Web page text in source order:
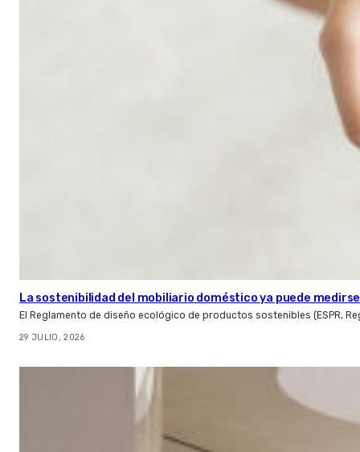
La sostenibilidad del mobiliario doméstico ya puede
El Reglamento de diseño ecológico de productos sostenibles (ESPR,
29 JULIO, 2026